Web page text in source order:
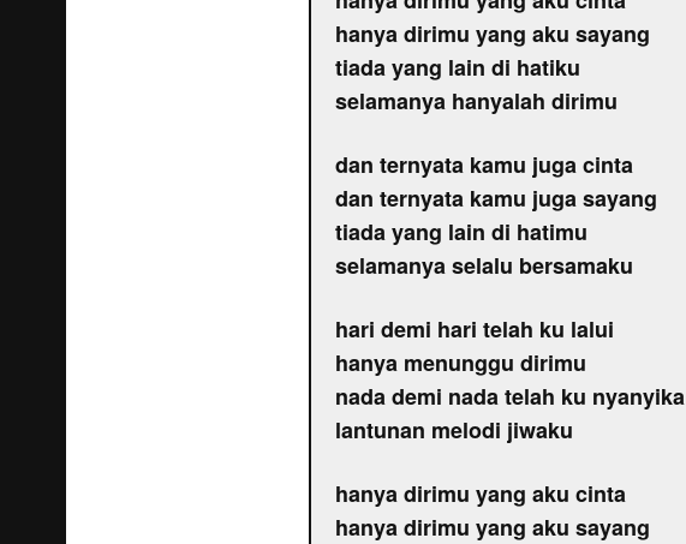
hanya dirimu yang aku sayang
tiada yang lain di hatiku
selamanya hanyalah dirimu
dan ternyata kamu juga cinta
dan ternyata kamu juga sayang
tiada yang lain di hatimu
selamanya selalu bersamaku
hari demi hari telah ku lalui
hanya menunggu dirimu
nada demi nada telah ku
lantunan melodi jiwaku
hanya dirimu yang aku cinta
hanya dirimu yang aku sayang